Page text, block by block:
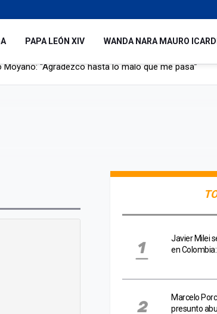
PAPA LEÓN XIV WANDA NARA MAURO ICARDI
tras ser rociado con nafta y prendido fuego
Javier Milei
en
Marcelo
presunto